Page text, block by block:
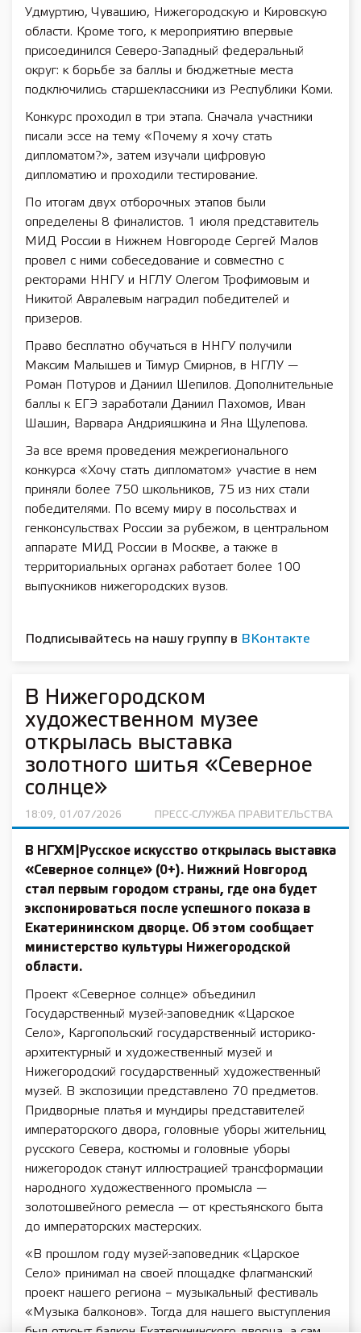
Удмуртию, Чувашию, Нижегородскую и Кировскую
области. Кроме того, к мероприятию впервые
присоединился Северо-Западный федеральный
округ: к борьбе за баллы и бюджетные места
подключились старшеклассники из Республики Коми.
Конкурс проходил в три этапа. Сначала участники
писали эссе на тему «Почему я хочу стать
дипломатом?», затем изучали цифровую
дипломатию и проходили тестирование.
По итогам двух отборочных этапов были
определены 8 финалистов. 1 июля представитель
МИД России в Нижнем Новгороде Сергей Малов
провел с ними собеседование и совместно с
ректорами ННГУ и НГЛУ Олегом Трофимовым и
Никитой Авралевым наградил победителей и
призеров.
Право бесплатно обучаться в ННГУ получили
Максим Малышев и Тимур Смирнов, в НГЛУ —
Роман Потуров и Даниил Шепилов. Дополнительные
баллы к ЕГЭ заработали Даниил Пахомов, Иван
Шашин, Варвара Андрияшкина и Яна Щулепова.
За все время проведения межрегионального
конкурса «Хочу стать дипломатом» участие в нем
приняли более 750 школьников, 75 из них стали
победителями. По всему миру в посольствах и
генконсульствах России за рубежом, в центральном
аппарате МИД России в Москве, а также в
территориальных органах работает более 100
выпускников нижегородских вузов.
Подписывайтесь на нашу группу в ВКонтакте
В Нижегородском
художественном музее
открылась выставка
золотного шитья «Северное
солнце»
18:09, 01/07/2026 ПРЕСС-СЛУЖБА ПРАВИТЕЛЬСТВА
В НГХМ|Русское искусство открылась выставка
«Северное солнце» (0+). Нижний Новгород
стал первым городом страны, где она будет
экспонироваться после успешного показа в
Екатерининском дворце. Об этом сообщает
министерство культуры Нижегородской
области.
Проект «Северное солнце» объединил
Государственный музей-заповедник «Царское
Село», Каргопольский государственный историко-
архитектурный и художественный музей и
Нижегородский государственный художественный
музей. В экспозиции представлено 70 предметов.
Придворные платья и мундиры представителей
императорского двора, головные уборы жительниц
русского Севера, костюмы и головные уборы
нижегородок станут иллюстрацией трансформации
народного художественного промысла —
золотошвейного ремесла — от крестьянского быта
до императорских мастерских.
«В прошлом году музей-заповедник «Царское
Село» принимал на своей площадке флагманский
проект нашего региона – музыкальный фестиваль
«Музыка балконов». Тогда для нашего выступления